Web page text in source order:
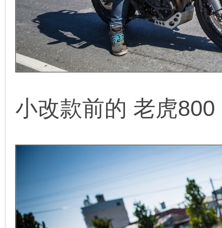
小改款前的 老虎800